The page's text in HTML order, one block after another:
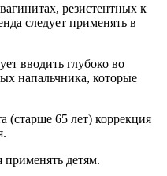
резистентных к
следует применять в
вводить глубоко во
напальчника, которые
(старше 65 лет) коррекция
применять детям.